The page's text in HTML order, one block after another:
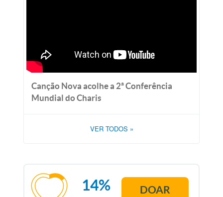
Canção Nova acolhe a 2ª Conferência
Mundial do Charis
VER TODOS »
14% DOAR